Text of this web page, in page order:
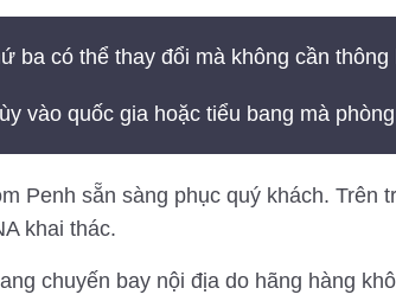
ba có thể thay đổi mà không cần
vào quốc gia hoặc tiểu bang mà
Penh sẵn sàng phục quý khách. Trên
khai thác.
chuyến bay nội địa do hãng hàng